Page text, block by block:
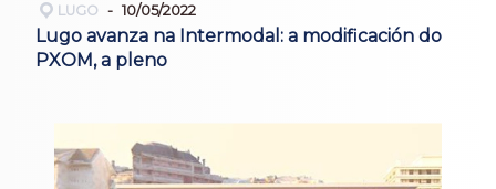
LUGO 10/05/2022
Lugo avanza na Intermodal: a modificación do
PXOM, a pleno